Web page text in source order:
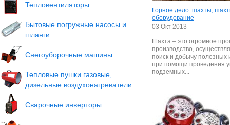
Тепловентиляторы
Бытовые погружные насосы и
шланги
Снегоуборочные машины
Тепловые пушки газовые,
дизельные воздухонагреватели
Сварочные инверторы
Горное дело: шахты,
оборудование
03 Окт 2013
Шахта – это огромное
производство,
поиск и добычу полезных
при помощи проведения
подземных...